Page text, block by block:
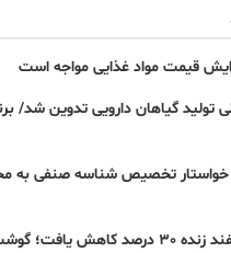
قیمت مواد غذایی مواجه است
تولید گیاهان دارویی تدوین شد/
خواستار تخصیص شناسه صنفی به
گوشت ارزان نشد